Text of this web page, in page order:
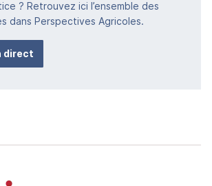
? Retrouvez ici l’ensemble des
dans Perspectives Agricoles.
direct